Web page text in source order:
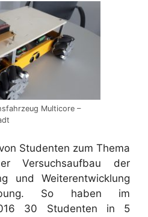
Multicore –
Studenten zum Thema
Versuchsaufbau der
und Weiterentwicklung
So haben im
30 Studenten in 5